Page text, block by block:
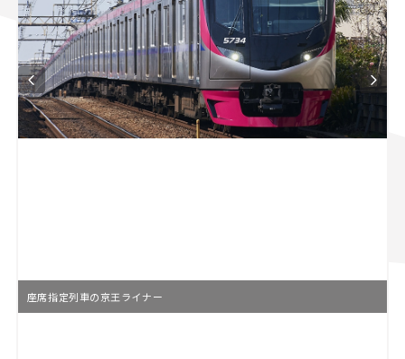
座席指定列車の京王ライナー